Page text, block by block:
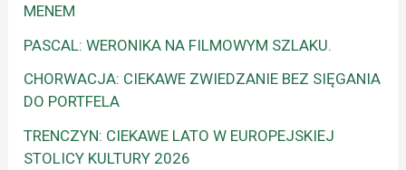
MENEM
PASCAL: WERONIKA NA FILMOWYM SZLAKU.
CHORWACJA: CIEKAWE ZWIEDZANIE BEZ SIĘGANIA
DO PORTFELA
TRENCZYN: CIEKAWE LATO W EUROPEJSKIEJ
STOLICY KULTURY 2026